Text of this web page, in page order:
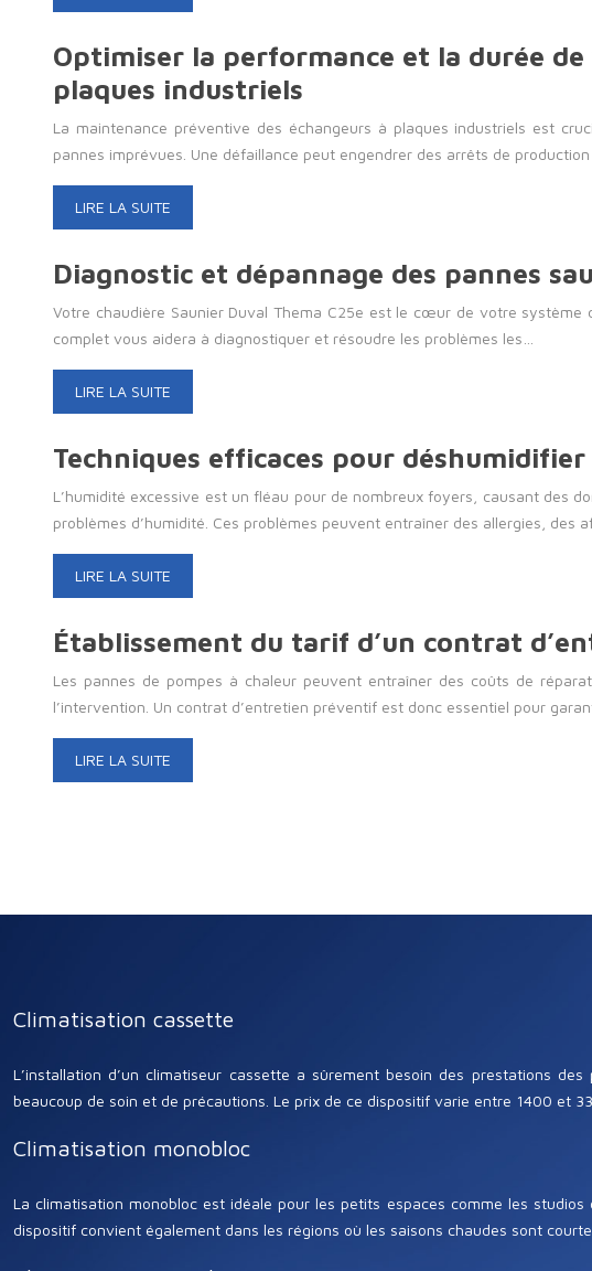
Optimiser la performance et la durée
plaques industriels
La maintenance préventive des échangeurs à plaques industriels est
pannes imprévues. Une défaillance peut engendrer des arrêts de production
LIRE LA SUITE
Diagnostic et dépannage des pannes
Votre chaudière Saunier Duval Thema C25e est le cœur de votre
complet vous aidera à diagnostiquer et résoudre les problèmes les…
LIRE LA SUITE
Techniques efficaces pour
L’humidité excessive est un fléau pour de nombreux foyers, causant des
problèmes d’humidité. Ces problèmes peuvent entraîner des allergies, des
LIRE LA SUITE
Établissement du tarif d’un contrat
Les pannes de pompes à chaleur peuvent entraîner des coûts de
l’intervention. Un contrat d’entretien préventif est donc essentiel pour
LIRE LA SUITE
Climatisation cassette
L’installation d’un climatiseur cassette a sûrement besoin des prestations
beaucoup de soin et de précautions. Le prix de ce dispositif varie entre 1400 et
Climatisation monobloc
La climatisation monobloc est idéale pour les petits espaces comme les
dispositif convient également dans les régions où les saisons chaudes sont